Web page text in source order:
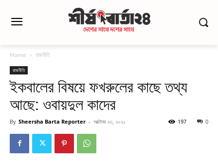
Home রাজনীতি
রাজনীতি
ইকবালের বিষয়ে ফখরুলের কাছে তথ্য
আছে: ওবায়দুল কাদের
By Sheersha Barta Reporter - অক্টোবর ২৩, ২০২১ 0
197